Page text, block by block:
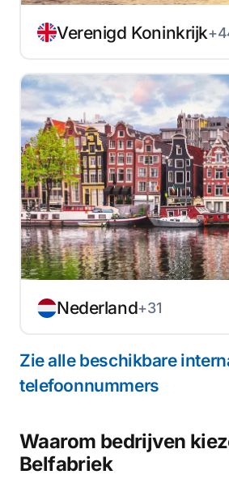
Verenigd Koninkrijk
Nederland+31
Zie alle beschikbare
telefoonnummers
Waarom bedrijven
Belfabriek